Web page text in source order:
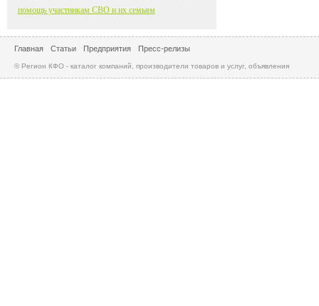
помощь участникам СВО и их семьям
Главная Статьи Предприятия Пресс-релизы
© Регион КФО - каталог компаний, производители товаров и услуг, объявления